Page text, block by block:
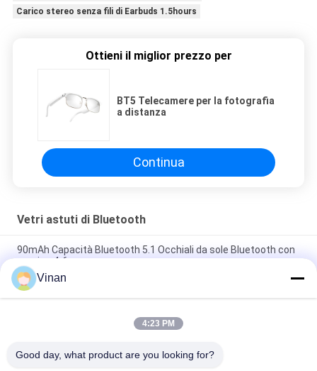
Carico stereo senza fili di Earbuds 1.5hours
Ottieni il miglior prezzo per
BT5 Telecamere per la fotografia
a distanza
Continua
Vetri astuti di Bluetooth
90mAh Capacità Bluetooth 5.1 Occhiali da sole Bluetooth con
musica 4-6 ore
TR Cornice flessibile BT 5.3 Musica 4-5 ore Ciclismo Sport
Bluetooth Occhiali da guida
Caricatore magnetico di vetro 100mAh di Matte Black BT5.0
Vinan
4:23 PM
Good day, what product are you looking for?